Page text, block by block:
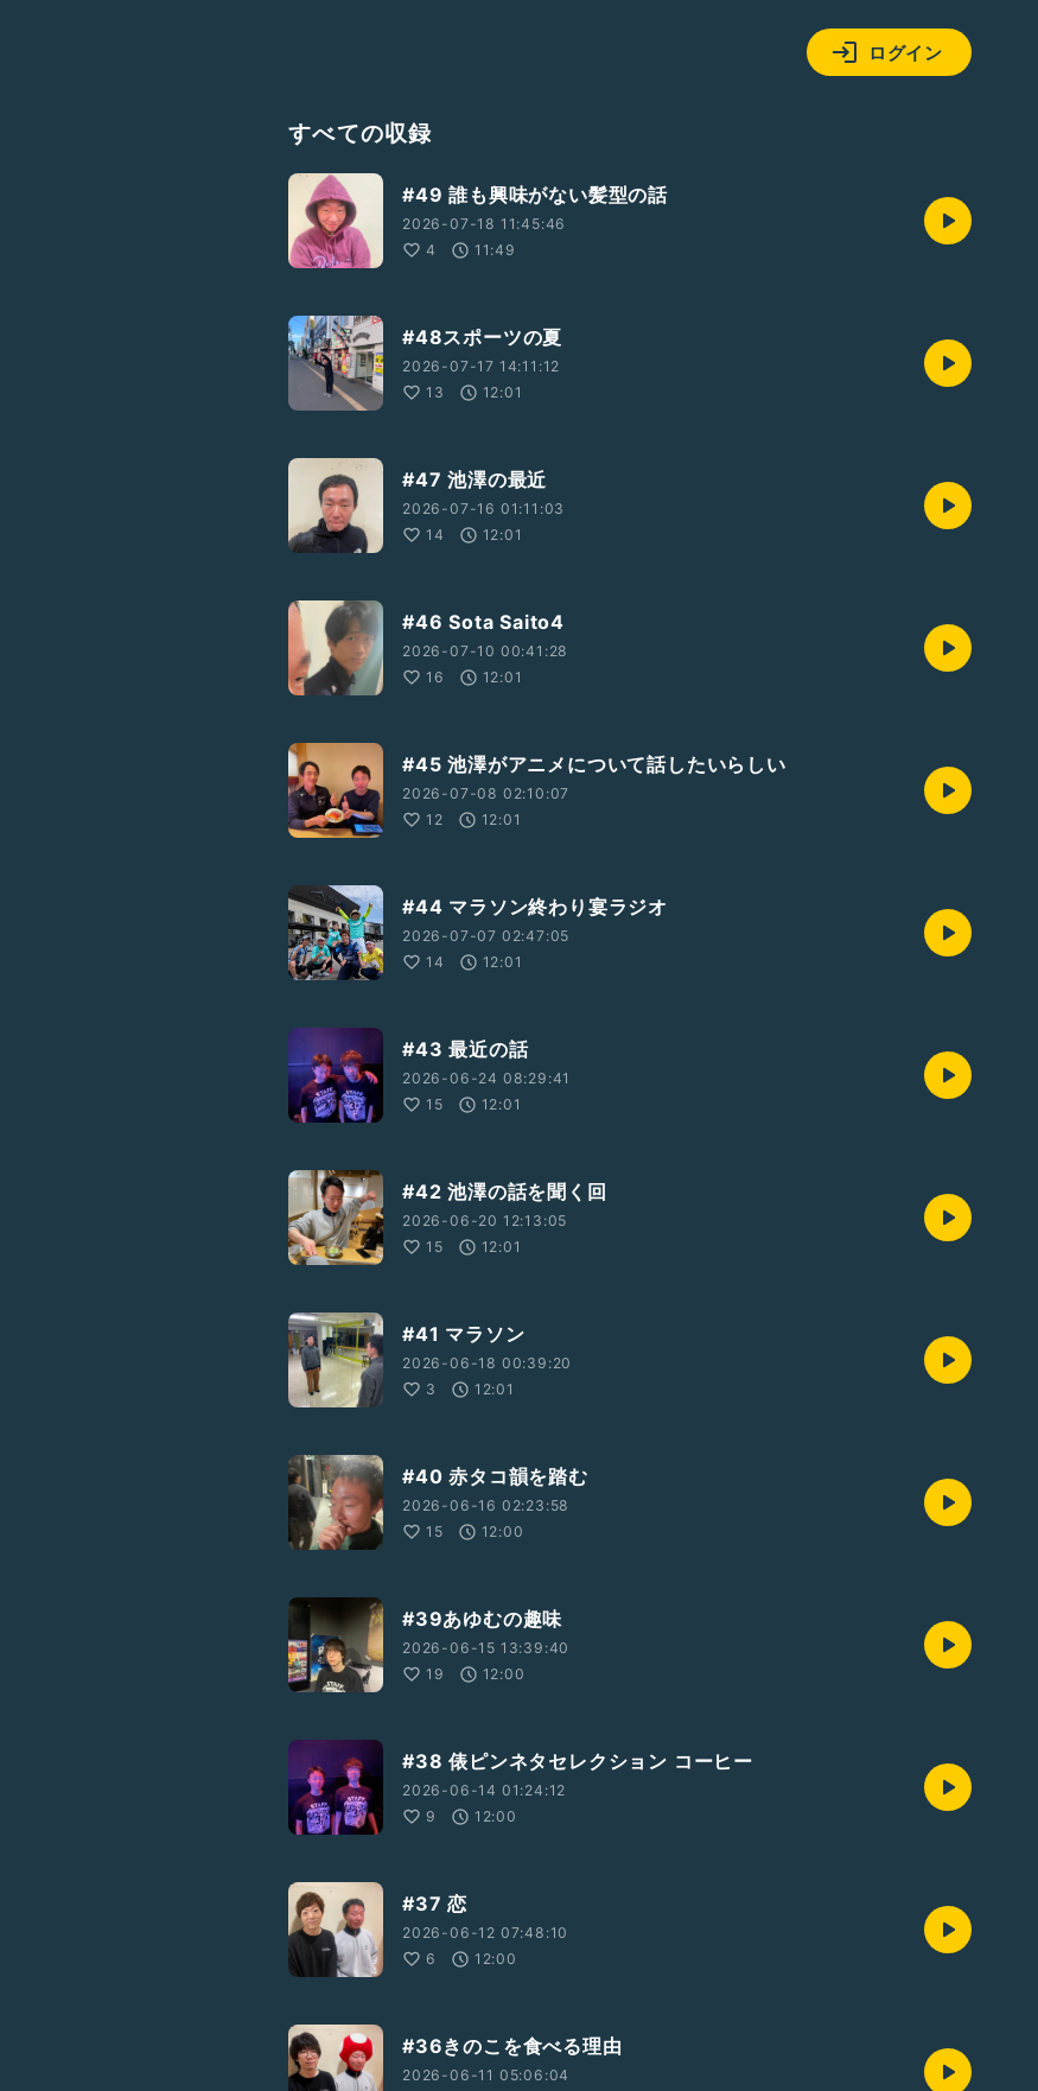
ログイン
すべての収録
#49 誰も興味がない髪型の話
2026-07-18 11:45:46
4
11:49
#48スポーツの夏
2026-07-17 14:11:12
13
12:01
#47 池澤の最近
2026-07-16 01:11:03
14
12:01
#46 Sota Saito4
2026-07-10 00:41:28
16
12:01
#45 池澤がアニメについて話したいらしい
2026-07-08 02:10:07
12
12:01
#44 マラソン終わり宴ラジオ
2026-07-07 02:47:05
14
12:01
#43 最近の話
2026-06-24 08:29:41
15
12:01
#42 池澤の話を聞く回
2026-06-20 12:13:05
15
12:01
#41 マラソン
2026-06-18 00:39:20
3
12:01
#40 赤タコ韻を踏む
2026-06-16 02:23:58
15
12:00
#39あゆむの趣味
2026-06-15 13:39:40
19
12:00
#38 俵ピンネタセレクション コーヒー
2026-06-14 01:24:12
9
12:00
#37 恋
2026-06-12 07:48:10
6
12:00
#36きのこを食べる理由
2026-06-11 05:06:04